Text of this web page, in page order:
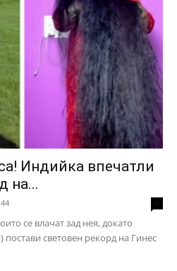
Индийка впечатли
на...
се влачат зад нея, докато
световен рекорд на Гинес